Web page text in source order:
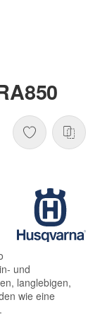
und
langlebigen,
wie eine